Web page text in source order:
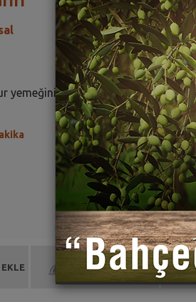
yemeğini evde hazırlamaya ne
BEN DE YAPTIM